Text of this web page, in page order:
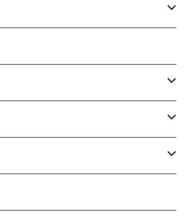
HRg）
良い植物